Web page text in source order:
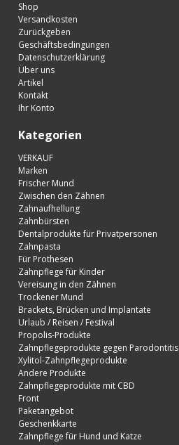
Shop
Versandkosten
Zurückgeben
Geschäftsbedingungen
Datenschutzerklärung
Über uns
Artikel
Kontakt
Ihr Konto
Kategorien
VERKAUF
Marken
Frischer Mund
Zwischen den Zähnen
Zahnaufhellung
Zahnbürsten
Dentalprodukte für Privatpersonen
Zahnpasta
Für Prothesen
Zahnpflege für Kinder
Vereisung in den Zähnen
Trockener Mund
Brackets, Brücken und Implantate
Urlaub / Reisen / Festival
Propolis-Produkte
Zahnpflegeprodukte gegen Parodontitis
Xylitol-Zahnpflegeprodukte
Andere Produkte
Zahnpflegeprodukte mit CBD
Front
Paketangebot
Geschenkkarte
Zahnpflege für Hund und Katze